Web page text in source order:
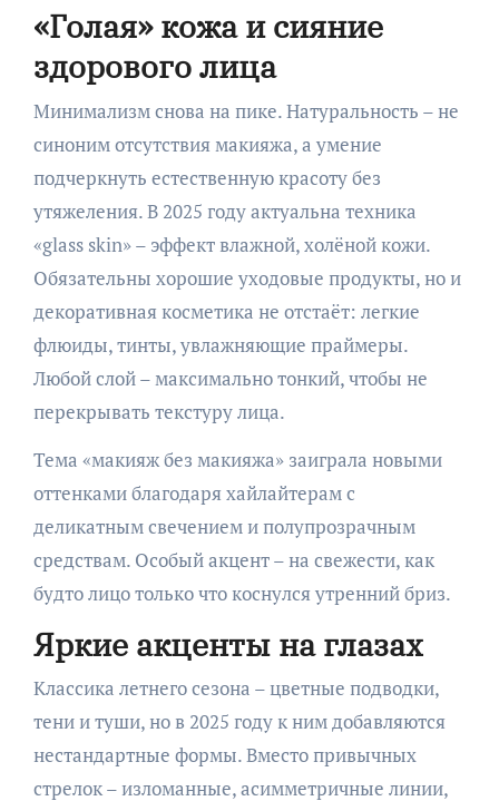
«Голая» кожа и сияние
здорового лица
Минимализм снова на пике. Натуральность – не
синоним отсутствия макияжа, а умение
подчеркнуть естественную красоту без
утяжеления. В 2025 году актуальна техника
«glass skin» – эффект влажной, холёной кожи.
Обязательны хорошие уходовые продукты, но и
декоративная косметика не отстаёт: легкие
флюиды, тинты, увлажняющие праймеры.
Любой слой – максимально тонкий, чтобы не
перекрывать текстуру лица.
Тема «макияж без макияжа» заиграла новыми
оттенками благодаря хайлайтерам с
деликатным свечением и полупрозрачным
средствам. Особый акцент – на свежести, как
будто лицо только что коснулся утренний бриз.
Яркие акценты на глазах
Классика летнего сезона – цветные подводки,
тени и туши, но в 2025 году к ним добавляются
нестандартные формы. Вместо привычных
стрелок – изломанные, асимметричные линии,